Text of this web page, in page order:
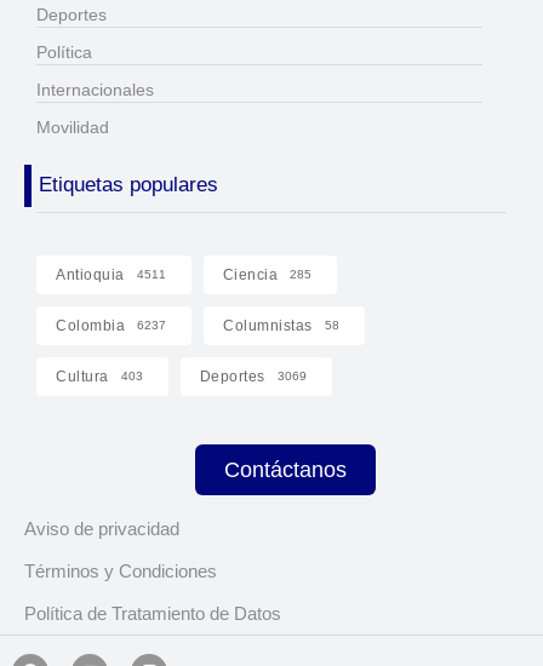
Deportes
Política
Internacionales
Movilidad
Etiquetas populares
Antioquia 4511 Ciencia 285
Colombia 6237 Columnistas 58
Cultura 403 Deportes 3069
Contáctanos
Aviso de privacidad
Términos y Condiciones
Política de Tratamiento de Datos